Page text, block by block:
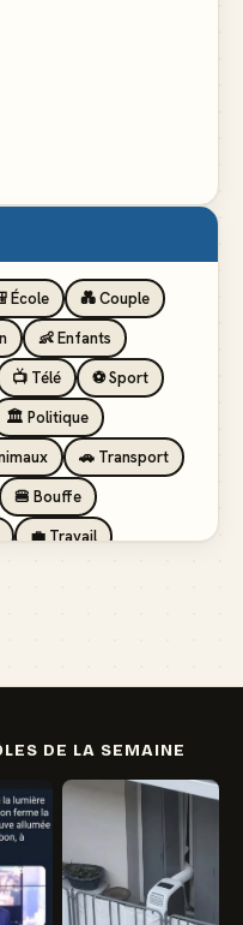
École
💑 Couple
👶 Enfants
📺 Télé
⚽ Sport
🏛️ Politique
🚗 Transport
🍔 Bouffe
💼 Travail
DE LA SEMAINE